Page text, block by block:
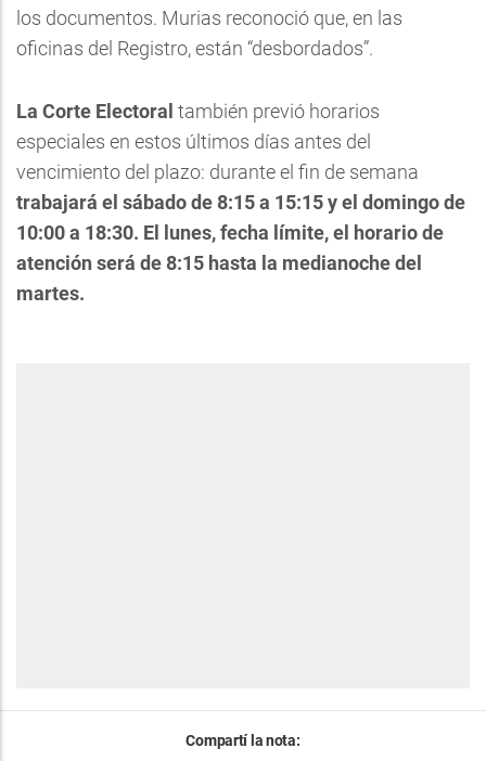
los documentos. Murias reconoció que, en las
oficinas del Registro, están “desbordados”.
La Corte Electoral también previó horarios
especiales en estos últimos días antes del
vencimiento del plazo: durante el fin de semana
trabajará el sábado de 8:15 a 15:15 y el domingo de
10:00 a 18:30. El lunes, fecha límite, el horario de
atención será de 8:15 hasta la medianoche del
martes.
Compartí la nota: